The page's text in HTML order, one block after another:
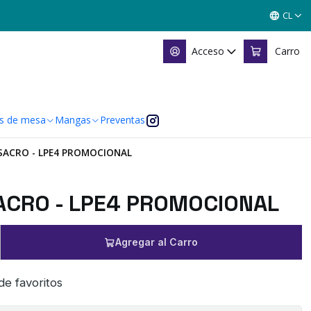
Acceso Carro
de mesa Mangas Preventas
CL
- LPE4 PROMOCIONAL
- LPE4 PROMOCIONAL
Agregar al Carro
favoritos